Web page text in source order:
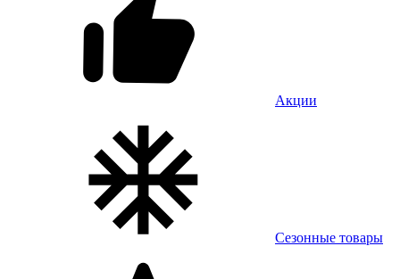
Акции
Сезонные товары